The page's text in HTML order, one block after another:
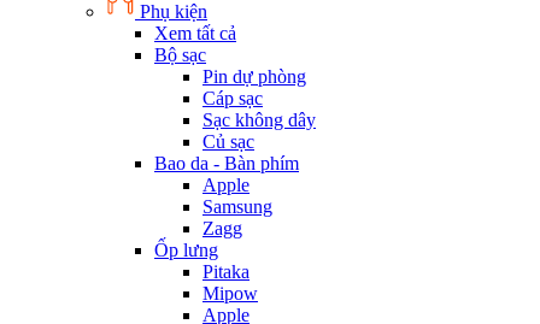
Phụ kiện
Xem tất cả
Bộ sạc
Pin dự phòng
Cáp sạc
Sạc không dây
Củ sạc
Bao da - Bàn phím
Apple
Samsung
Zagg
Ốp lưng
Pitaka
Mipow
Apple